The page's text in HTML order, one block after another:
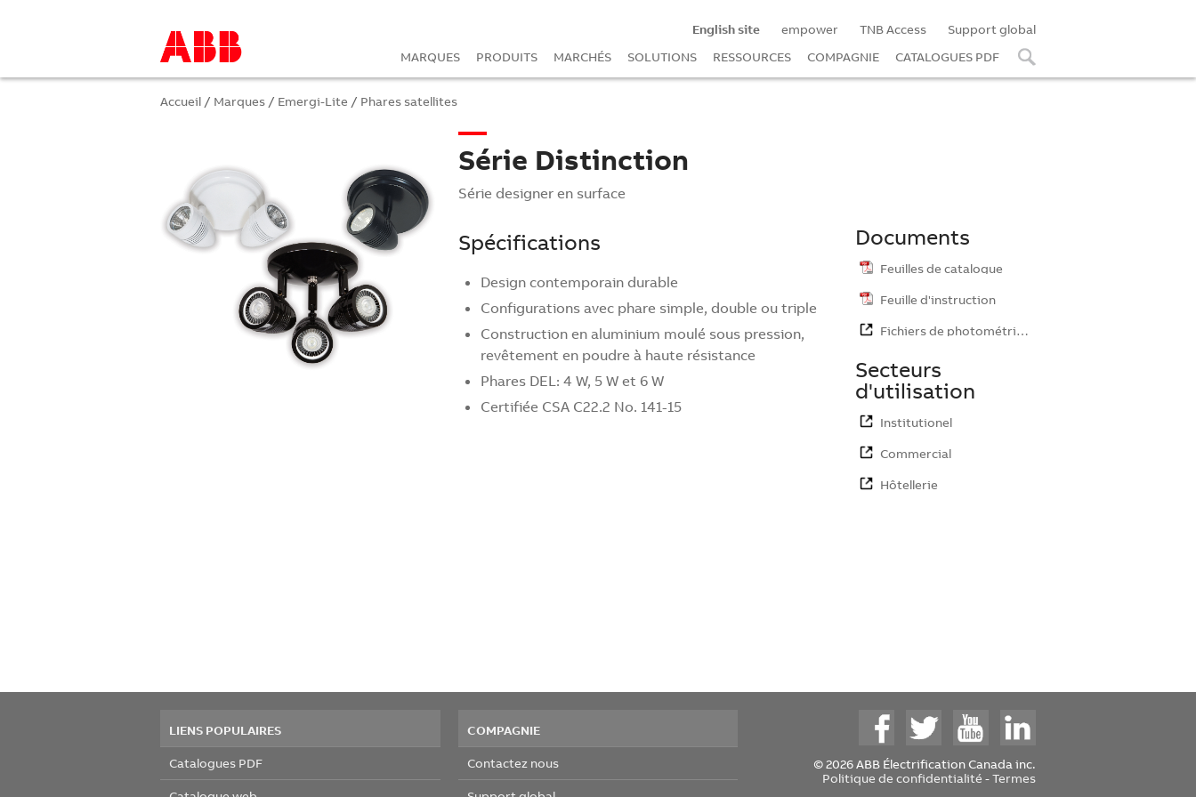
English site empower TNB Access
Support global
MARQUES
PRODUITS MARCHÉS SOLUTIONS RESSOURCES COMPAGNIE CATALOGUES PDF
Accueil / Marques / Emergi-Lite / Phares satellites
Série Distinction
Série designer en surface
Spécifications
Design contemporain durable
Configurations avec phare simple, double ou triple
Construction en aluminium moulé sous pression,
revêtement en poudre à haute résistance
Phares DEL: 4 W, 5 W et 6 W
Certifiée CSA C22.2 No. 141-15
Documents
Feuilles de catalogue
Feuille d'instruction
Fichiers de photométrie…
Secteurs
d'utilisation
Institutionel
Commercial
Hôtellerie
LIENS POPULAIRES
Catalogues PDF
COMPAGNIE
Contactez nous
© 2026 ABB Électrification Canada inc.
Politique de confidentialité -Termes